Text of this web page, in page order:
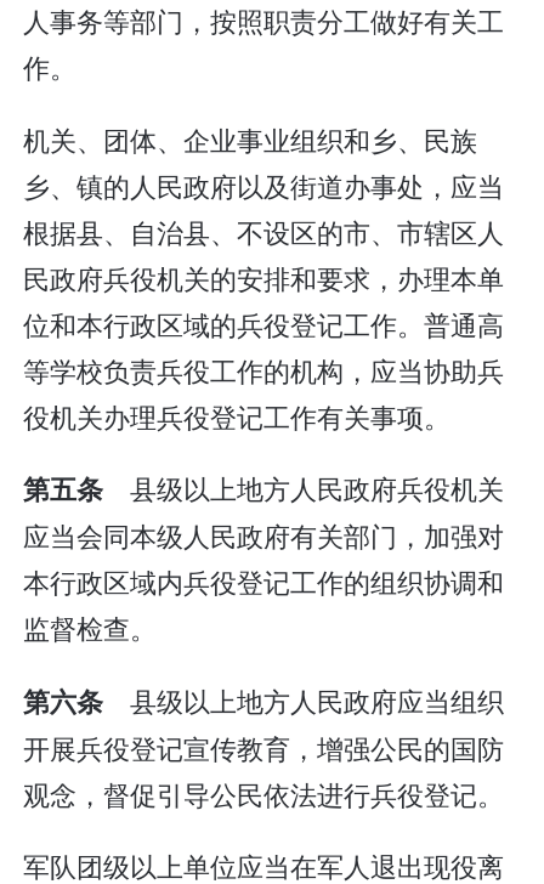
人事务等部门，按照职责分工做好有关工
作。
机关、团体、企业事业组织和乡、民族
乡、镇的人民政府以及街道办事处，应当
根据县、自治县、不设区的市、市辖区人
民政府兵役机关的安排和要求，办理本单
位和本行政区域的兵役登记工作。普通高
等学校负责兵役工作的机构，应当协助兵
役机关办理兵役登记工作有关事项。
第五条县级以上地方人民政府兵役机关
应当会同本级人民政府有关部门，加强对
本行政区域内兵役登记工作的组织协调和
监督检查。
第六条县级以上地方人民政府应当组织
开展兵役登记宣传教育，增强公民的国防
观念，督促引导公民依法进行兵役登记。
军队团级以上单位应当在军人退出现役离